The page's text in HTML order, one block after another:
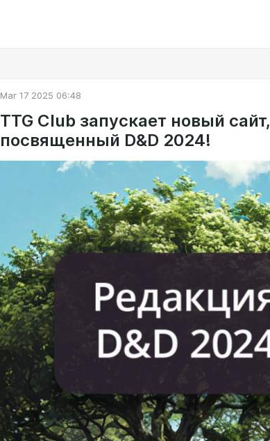
Mar 17 2025 06:48
TTG Club запускает новый сайт,
посвященный D&D 2024!